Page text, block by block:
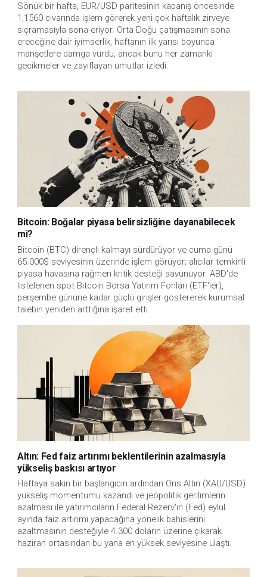
Sönük bir hafta, EUR/USD paritesinin kapanış öncesinde
1,1560 civarında işlem görerek yeni çok haftalık zirveye
sıçramasıyla sona eriyor. Orta Doğu çatışmasının sona
ereceğine dair iyimserlik, haftanın ilk yarısı boyunca
manşetlere damga vurdu; ancak bunu her zamanki
gecikmeler ve zayıflayan umutlar izledi.
Bitcoin: Boğalar piyasa belirsizliğine dayanabilecek
mi?
Bitcoin (BTC) dirençli kalmayı sürdürüyor ve cuma günü
65.000$ seviyesinin üzerinde işlem görüyor; alıcılar temkinli
piyasa havasına rağmen kritik desteği savunuyor. ABD'de
listelenen spot Bitcoin Borsa Yatırım Fonları (ETF'ler),
perşembe gününe kadar güçlü girişler göstererek kurumsal
talebin yeniden arttığına işaret etti.
Altın: Fed faiz artırımı beklentilerinin azalmasıyla
yükseliş baskısı artıyor
Haftaya sakin bir başlangıcın ardından Ons Altın (XAU/USD)
yükseliş momentumu kazandı ve jeopolitik gerilimlerin
azalması ile yatırımcıların Federal Rezerv'in (Fed) eylül
ayında faiz artırımı yapacağına yönelik bahislerini
azaltmasının desteğiyle 4.300 doların üzerine çıkarak
haziran ortasından bu yana en yüksek seviyesine ulaştı.